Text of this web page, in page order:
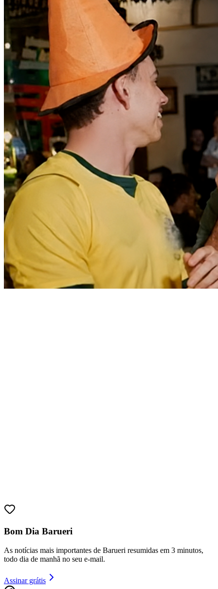
Sport
Bom Dia Barueri
As notícias mais importantes de Barueri resumidas em 3 minutos,
todo dia de manhã no seu e-mail.
Assinar grátis